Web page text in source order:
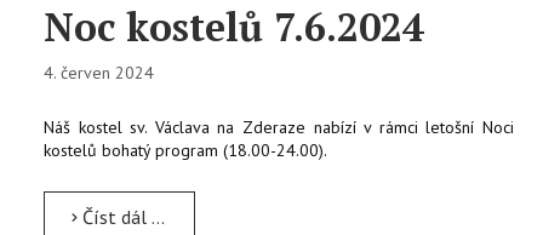
Noc kostelů 7.6.2024
4. červen 2024
Náš kostel sv. Václava na Zderaze nabízí v rámci letošní Noci
kostelů bohatý program (18.00-24.00).
Číst dál …